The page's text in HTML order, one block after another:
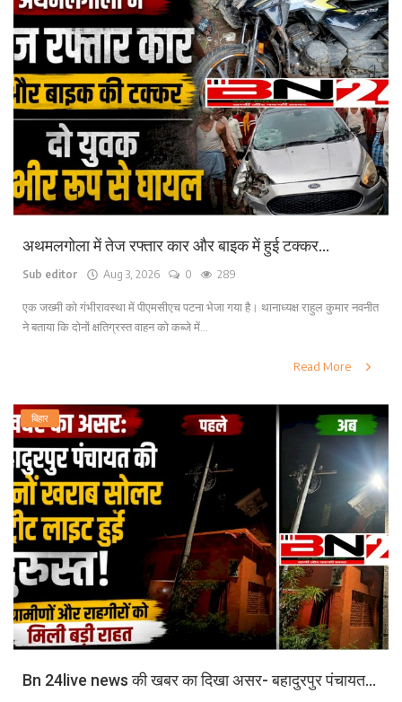
अथमलगोला में तेज रफ्तार कार और बाइक में हुई टक्कर...
Sub editor Aug 3, 2026 0 289
एक जख्मी को गंभीरावस्था में पीएमसीएच पटना भेजा गया है। थानाध्यक्ष राहुल कुमार नवनीत
ने बताया कि दोनों क्षतिग्रस्त वाहन को कब्जे में...
Read More
बिहार
Bn 24live news की खबर का दिखा असर- बहादुरपुर पंचायत...